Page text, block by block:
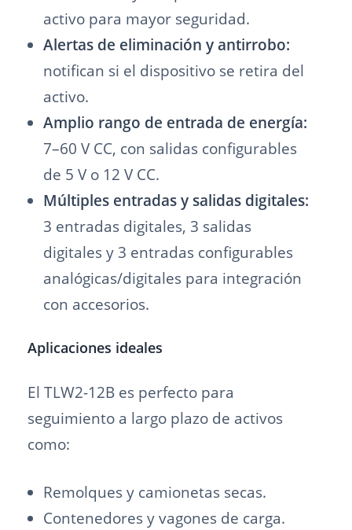
activo para mayor seguridad.
Alertas de eliminación y antirrobo:
notifican si el dispositivo se retira del
activo.
Amplio rango de entrada de energía:
7–60 V CC, con salidas configurables
de 5 V o 12 V CC.
Múltiples entradas y salidas digitales:
3 entradas digitales, 3 salidas
digitales y 3 entradas configurables
analógicas/digitales para integración
con accesorios.
Aplicaciones ideales
El TLW2-12B es perfecto para
seguimiento a largo plazo de activos
como:
Remolques y camionetas secas.
Contenedores y vagones de carga.